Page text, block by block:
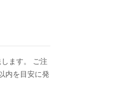
ます。 ご注
内を目安に発